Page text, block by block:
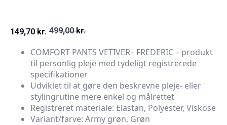
499,00kr.
Den
oprindelige
pris
var:
499,00 kr..
149,70 kr.
Den
aktuelle
pris
er:
149,70 kr..
COMFORT PANTS VETIVER– FREDERIC – produkt
til personlig pleje med tydeligt registrerede
specifikationer
Udviklet til at gøre den beskrevne pleje- eller
stylingrutine mere enkel og målrettet
Registreret materiale: Elastan, Polyester, Viskose
Variant/farve: Army grøn, Grøn